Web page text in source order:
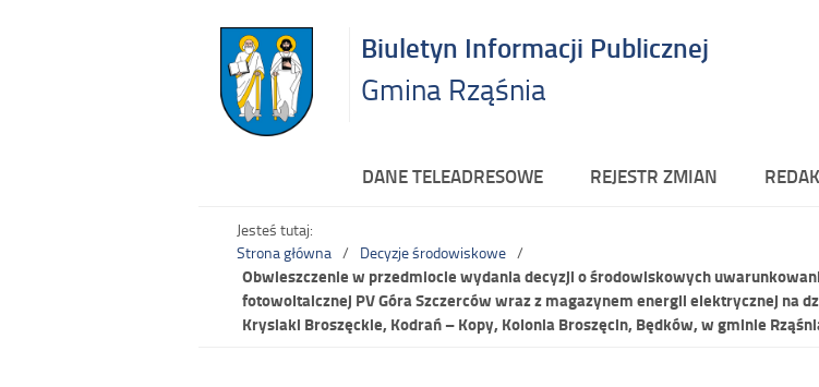
Biuletyn Informacji Publicznej
Gmina Rząśnia
DANE TELEADRESOWE REJESTR ZMIAN
Jesteś tutaj:
Strona główna
Decyzje środowiskowe
Obwieszczenie w przedmiocie wydania decyzji o środowiskowych
fotowoltaicznej PV Góra Szczerców wraz z magazynem energii elektrycznej na
Krysiaki Broszęckie, Kodrań – Kopy, Kolonia Broszęcin, Będków, w gminie